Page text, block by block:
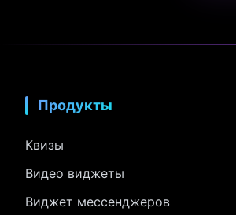
Продукты
Квизы
Видео виджеты
Виджет мессенджеров